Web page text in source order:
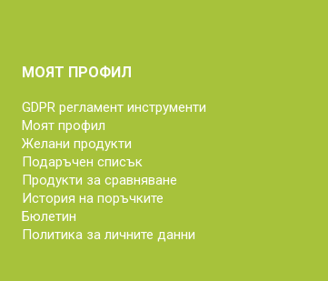
МОЯТ ПРОФИЛ
GDPR регламент инструменти
Моят профил
Желани продукти
Подаръчен списък
Продукти за сравняване
История на поръчките
Бюлетин
Политика за личните данни